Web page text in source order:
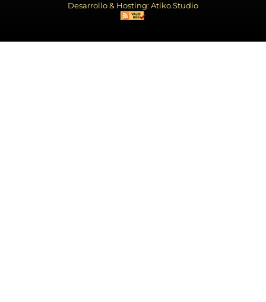
Desarrollo & Hosting: Atiko.Studio